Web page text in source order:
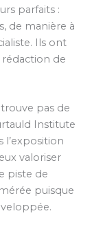
parfaits :
de manière à
Ils ont
rédaction de
pas de
Institute
l’exposition
valoriser
piste de
puisque